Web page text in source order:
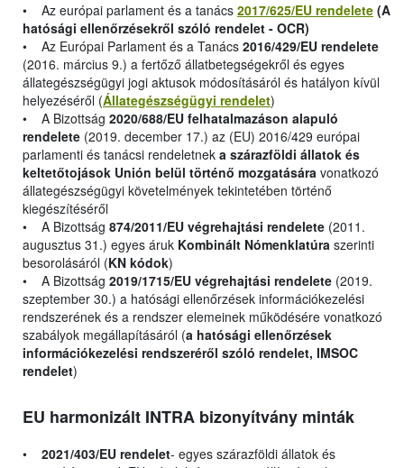
• Az európai parlament és a tanács 2017/625/EU rendelete (A
hatósági ellenőrzésekről szóló rendelet - OCR)
• Az Európai Parlament és a Tanács 2016/429/EU rendelete
(2016. március 9.) a fertőző állatbetegségekről és egyes
állategészségügyi jogi aktusok módosításáról és hatályon kívül
helyezéséről (Állategészségügyi rendelet)
• A Bizottság 2020/688/EU felhatalmazáson alapuló
rendelete (2019. december 17.) az (EU) 2016/429 európai
parlamenti és tanácsi rendeletnek a szárazföldi állatok és
keltetőtojások Unión belül történő mozgatására vonatkozó
állategészségügyi követelmények tekintetében történő
kiegészítéséről
• A Bizottság 874/2011/EU végrehajtási rendelete (2011.
augusztus 31.) egyes áruk Kombinált Nómenklatúra szerinti
besorolásáról (KN kódok)
• A Bizottság 2019/1715/EU végrehajtási rendelete (2019.
szeptember 30.) a hatósági ellenőrzések információkezelési
rendszerének és a rendszer elemeinek működésére vonatkozó
szabályok megállapításáról (a hatósági ellenőrzések
információkezelési rendszeréről szóló rendelet, IMSOC
rendelet)
EU harmonizált INTRA bizonyítvány minták
• 2021/403/EU rendelet- egyes szárazföldi állatok és